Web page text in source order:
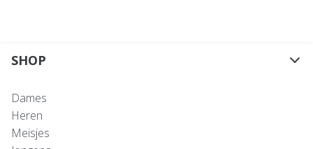
SHOP
Dames
Heren
Meisjes